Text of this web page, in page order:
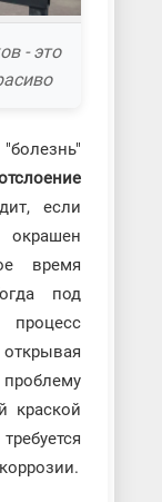
- это
если
время
под
проблему
краской